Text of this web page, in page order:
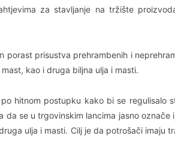
za stavljanje na tržište
porast prisustva prehrambenih i
kao i druga biljna ulja i masti.
hitnom postupku kako bi se regulisalo
se u trgovinskim lancima jasno
ulja i masti. Cilj je da potrošači imaju